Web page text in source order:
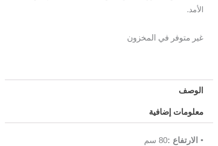
الأمد.
غير متوفر في المخزون
الوصف
معلومات إضافية
• الارتفاع :80 سم